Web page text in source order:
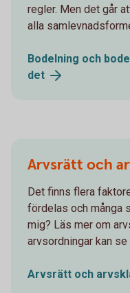
regler. Men det går
alla
Bodelning och
det
Arvsrätt och
Det finns flera
fördelas och många
mig? Läs mer om
arvsordningar kan
Arvsrätt och